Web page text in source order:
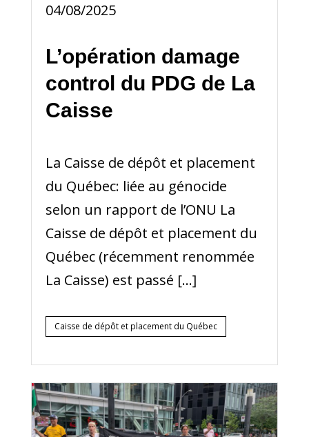
04/08/2025
L’opération damage
control du PDG de La
Caisse
La Caisse de dépôt et placement
du Québec: liée au génocide
selon un rapport de l’ONU La
Caisse de dépôt et placement du
Québec (récemment renommée
La Caisse) est passé […]
Caisse de dépôt et placement du Québec